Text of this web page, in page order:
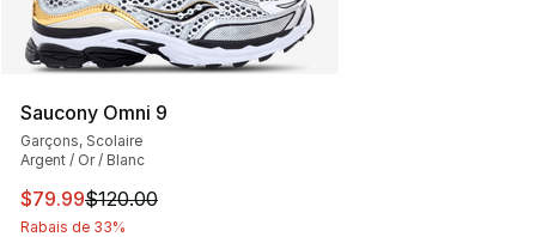
Saucony Omni 9
Garçons, Scolaire
Argent / Or / Blanc
Cet article est en solde. Le prix est passé de $120.00 à
$79.99$120.00
Rabais de 33%